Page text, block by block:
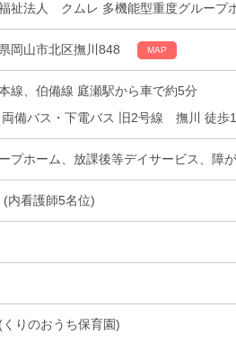
祉法人 クムレ 多機能型重度グループ
岡山市北区撫川848 MAP
線、伯備線 庭瀬駅から車で約5分
両備バス・下電バス 旧2号線 撫川 徒歩
プホーム、放課後等デイサービス、障
(内看護師5名位)
くりのおうち保育園)